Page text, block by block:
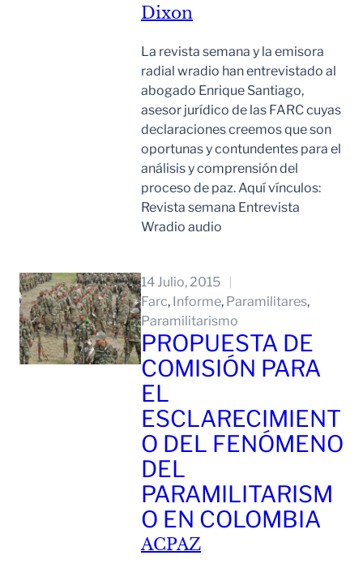
Dixon
La revista semana y la emisora
radial wradio han entrevistado al
abogado Enrique Santiago,
asesor jurídico de las FARC cuyas
declaraciones creemos que son
oportunas y contundentes para el
análisis y comprensión del
proceso de paz. Aquí vínculos:
Revista semana Entrevista
Wradio audio
14 Julio, 2015
Farc, Informe, Paramilitares
Paramilitarismo
PROPUESTA DE
COMISIÓN PARA
EL
ESCLARECIMIENT
O DEL FENÓMENO
DEL
PARAMILITARISM
O EN COLOMBIA
ACPAZ